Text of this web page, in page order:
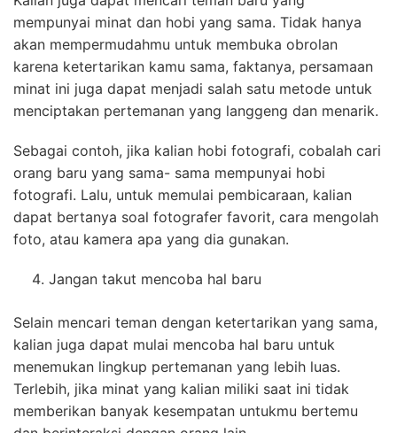
mempunyai minat dan hobi yang sama. Tidak hanya
akan mempermudahmu untuk membuka obrolan
karena ketertarikan kamu sama, faktanya, persamaan
minat ini juga dapat menjadi salah satu metode untuk
menciptakan pertemanan yang langgeng dan menarik.
Sebagai contoh, jika kalian hobi fotografi, cobalah cari
orang baru yang sama- sama mempunyai hobi
fotografi. Lalu, untuk memulai pembicaraan, kalian
dapat bertanya soal fotografer favorit, cara mengolah
foto, atau kamera apa yang dia gunakan.
Jangan takut mencoba hal baru
Selain mencari teman dengan ketertarikan yang sama,
kalian juga dapat mulai mencoba hal baru untuk
menemukan lingkup pertemanan yang lebih luas.
Terlebih, jika minat yang kalian miliki saat ini tidak
memberikan banyak kesempatan untukmu bertemu